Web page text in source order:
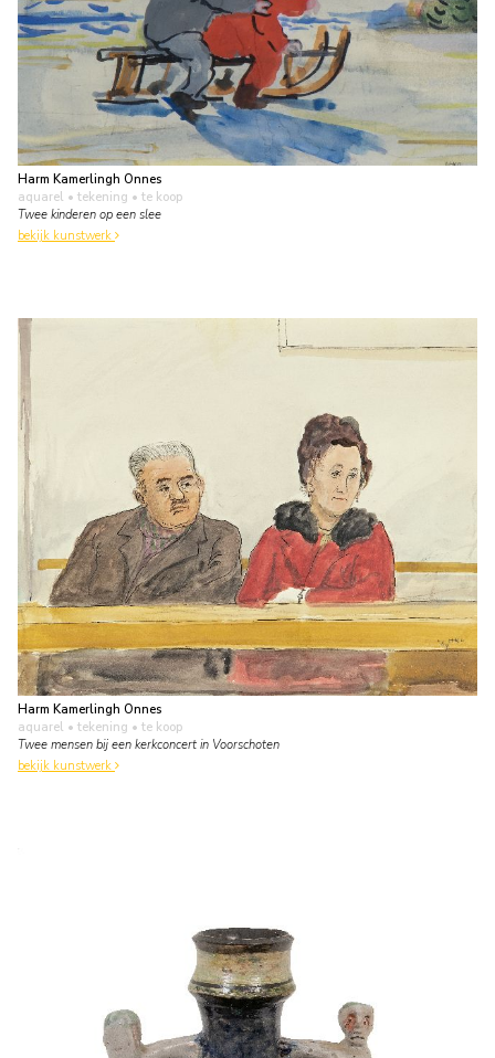
Harm Kamerlingh Onnes
aquarel • tekening • te koop
Twee kinderen op een slee
bekijk kunstwerk
Harm Kamerlingh Onnes
aquarel • tekening • te koop
Twee mensen bij een kerkconcert in Voorschoten
bekijk kunstwerk